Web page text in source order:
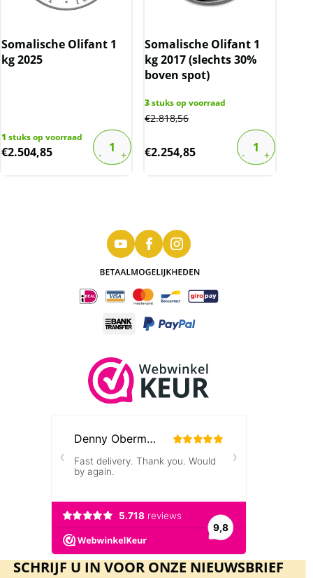
Somalische Olifant 1
kg 2025
1 stuks op voorraad
€2.504,85
Somalische Olifant 1
kg 2017 (slechts 30%
boven spot)
3stuks op voorraad
€2.818,56
€2.254,85
SCHRIJF U IN VOOR ONZE NIEUWSBRIEF